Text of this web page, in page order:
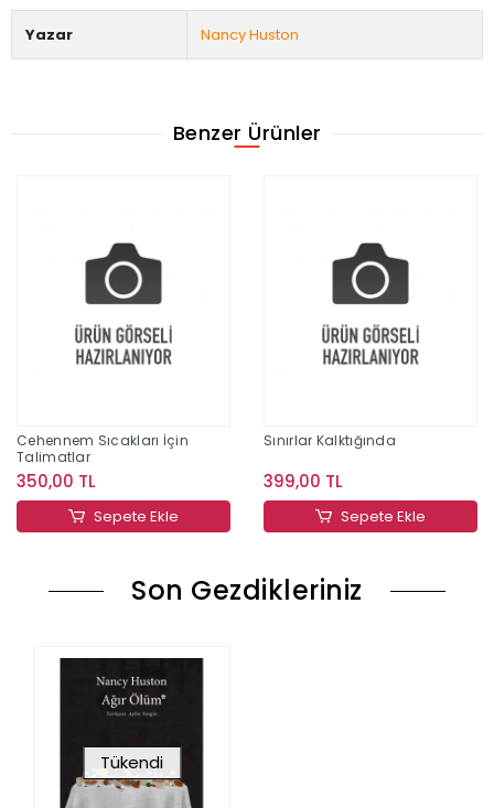
Yazar Nancy Huston
Benzer Ürünler
Cehennem Sıcakları İçin
Talimatlar
350,00 TL
Sepete Ekle
Sınırlar Kalktığında
399,00 TL
Sepete Ekle
Son Gezdikleriniz
Tükendi